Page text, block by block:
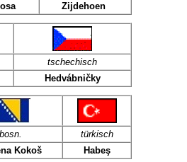
Zijdehoen
tschechisch
Hedvábničky
bosn.
türkisch
Kokoš Habeş